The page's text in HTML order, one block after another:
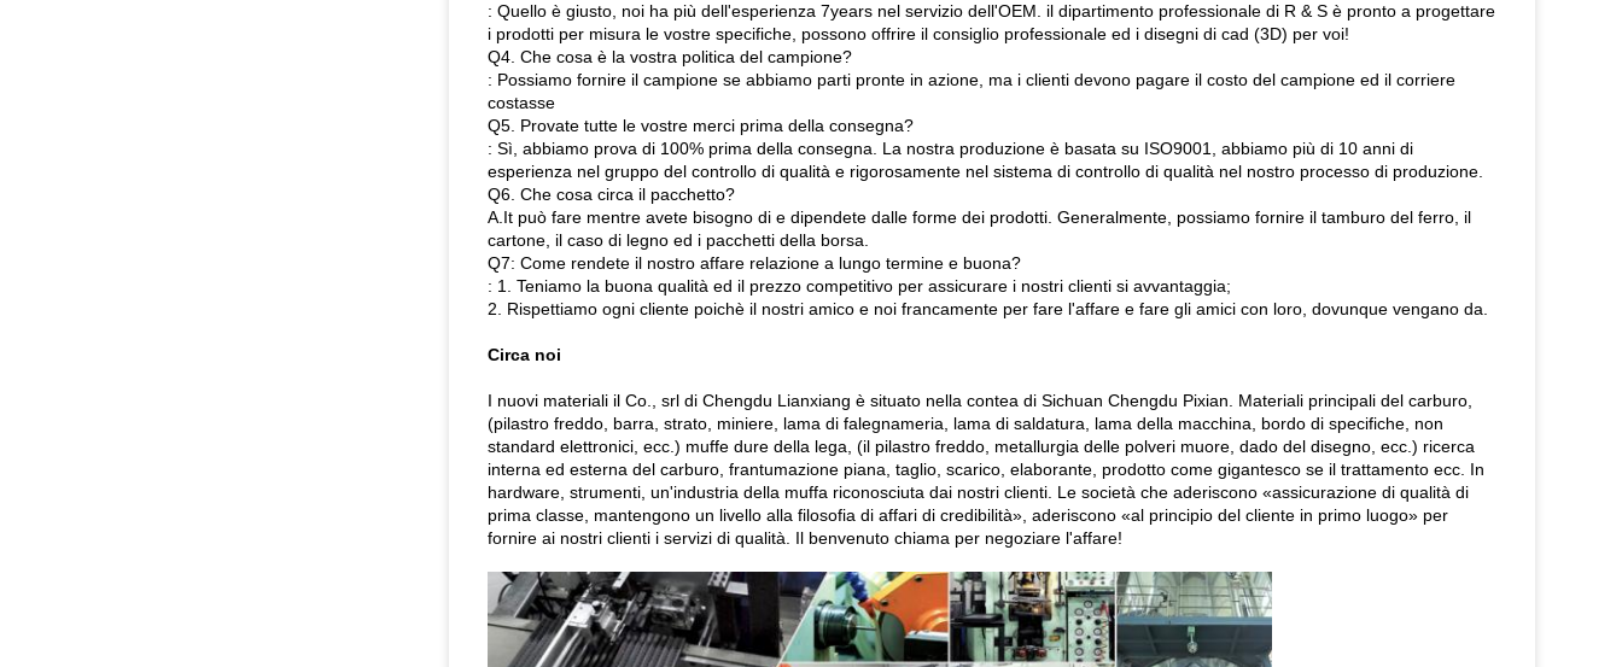
: Quello è giusto, noi ha più dell'esperienza 7years nel servizio dell'OEM. il dipartimento professionale di R & S è pronto a progettare
i prodotti per misura le vostre specifiche, possono offrire il consiglio professionale ed i disegni di cad (3D) per voi!
Q4. Che cosa è la vostra politica del campione?
: Possiamo fornire il campione se abbiamo parti pronte in azione, ma i clienti devono pagare il costo del campione ed il corriere
costasse
Q5. Provate tutte le vostre merci prima della consegna?
: Sì, abbiamo prova di 100% prima della consegna. La nostra produzione è basata su ISO9001, abbiamo più di 10 anni di
esperienza nel gruppo del controllo di qualità e rigorosamente nel sistema di controllo di qualità nel nostro processo di produzione.
Q6. Che cosa circa il pacchetto?
A.It può fare mentre avete bisogno di e dipendete dalle forme dei prodotti. Generalmente, possiamo fornire il tamburo del ferro, il
cartone, il caso di legno ed i pacchetti della borsa.
Q7: Come rendete il nostro affare relazione a lungo termine e buona?
: 1. Teniamo la buona qualità ed il prezzo competitivo per assicurare i nostri clienti si avvantaggia;
2. Rispettiamo ogni cliente poichè il nostri amico e noi francamente per fare l'affare e fare gli amici con loro, dovunque vengano da.
Circa noi
I nuovi materiali il Co., srl di Chengdu Lianxiang è situato nella contea di Sichuan Chengdu Pixian. Materiali principali del carburo,
(pilastro freddo, barra, strato, miniere, lama di falegnameria, lama di saldatura, lama della macchina, bordo di specifiche, non
standard elettronici, ecc.) muffe dure della lega, (il pilastro freddo, metallurgia delle polveri muore, dado del disegno, ecc.) ricerca
interna ed esterna del carburo, frantumazione piana, taglio, scarico, elaborante, prodotto come gigantesco se il trattamento ecc. In
hardware, strumenti, un'industria della muffa riconosciuta dai nostri clienti. Le società che aderiscono «assicurazione di qualità di
prima classe, mantengono un livello alla filosofia di affari di credibilità», aderiscono «al principio del cliente in primo luogo» per
fornire ai nostri clienti i servizi di qualità. Il benvenuto chiama per negoziare l'affare!